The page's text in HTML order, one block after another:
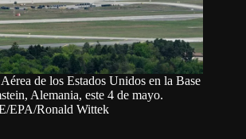
de los Estados Unidos en la Base
Alemania, este 4 de mayo.
EPA/Ronald Wittek